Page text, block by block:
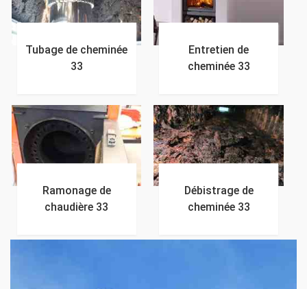
Tubage de cheminée
33
Entretien de
cheminée 33
Ramonage de
chaudière 33
Débistrage de
cheminée 33